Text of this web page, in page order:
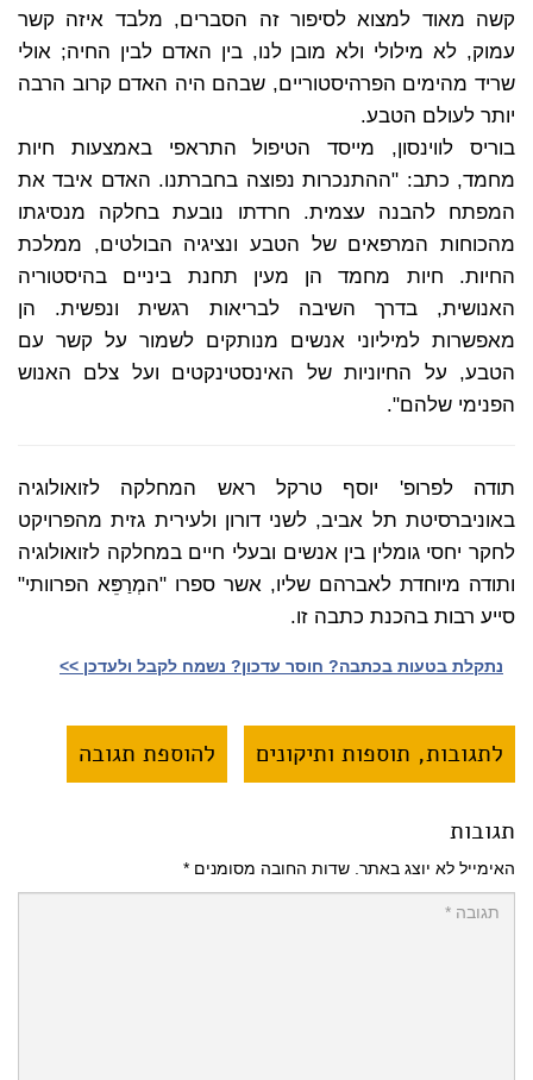
קשה מאוד למצוא לסיפור זה הסברים, מלבד איזה קשר
עמוק, לא מילולי ולא מובן לנו, בין האדם לבין החיה; אולי
שריד מהימים הפרהיסטוריים, שבהם היה האדם קרוב הרבה
יותר לעולם הטבע.
בוריס לווינסון, מייסד הטיפול התראפי באמצעות חיות
מחמד, כתב: "ההתנכרות נפוצה בחברתנו. האדם איבד את
המפתח להבנה עצמית. חרדתו נובעת בחלקה מנסיגתו
מהכוחות המרפאים של הטבע ונציגיה הבולטים, ממלכת
החיות. חיות מחמד הן מעין תחנת ביניים בהיסטוריה
האנושית, בדרך השיבה לבריאות רגשית ונפשית. הן
מאפשרות למיליוני אנשים מנותקים לשמור על קשר עם
הטבע, על החיוניות של האינסטינקטים ועל צלם האנוש
הפנימי שלהם".
תודה לפרופ' יוסף טרקל ראש המחלקה לזואולוגיה
באוניברסיטת תל אביב, לשני דורון ולעירית גזית מהפרויקט
לחקר יחסי גומלין בין אנשים ובעלי חיים במחלקה לזואולוגיה
ותודה מיוחדת לאברהם שליו, אשר ספרו "המְרַפֵּא הפרוותי"
סייע רבות בהכנת כתבה זו.
נתקלת בטעות בכתבה? חוסר עדכון? נשמח לקבל ולעדכן >>‎
לתגובות, תוספות ותיקונים להוספת תגובה
תגובות
האימייל לא יוצג באתר. שדות החובה מסומנים *